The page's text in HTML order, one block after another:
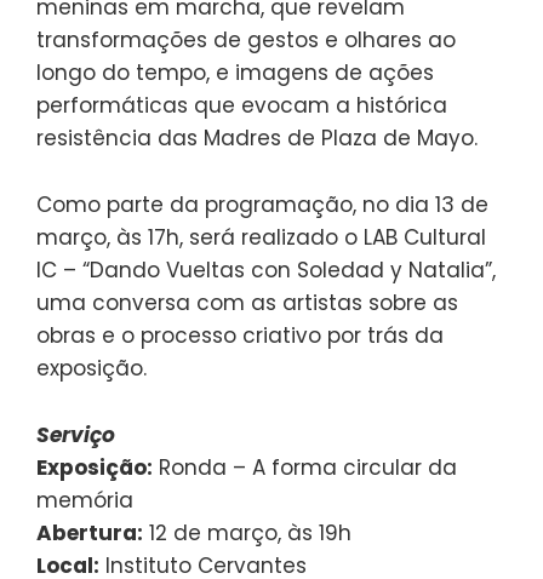
meninas em marcha, que revelam
transformações de gestos e olhares ao
longo do tempo, e imagens de ações
performáticas que evocam a histórica
resistência das Madres de Plaza de Mayo.
Como parte da programação, no dia 13 de
março, às 17h, será realizado o LAB Cultural
IC – “Dando Vueltas con Soledad y Natalia”,
uma conversa com as artistas sobre as
obras e o processo criativo por trás da
exposição.
Serviço
Exposição: Ronda – A forma circular da
memória
Abertura: 12 de março, às 19h
Local: Instituto Cervantes